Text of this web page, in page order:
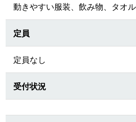
動きやすい服装、飲み物、タオル
定員
定員なし
受付状況